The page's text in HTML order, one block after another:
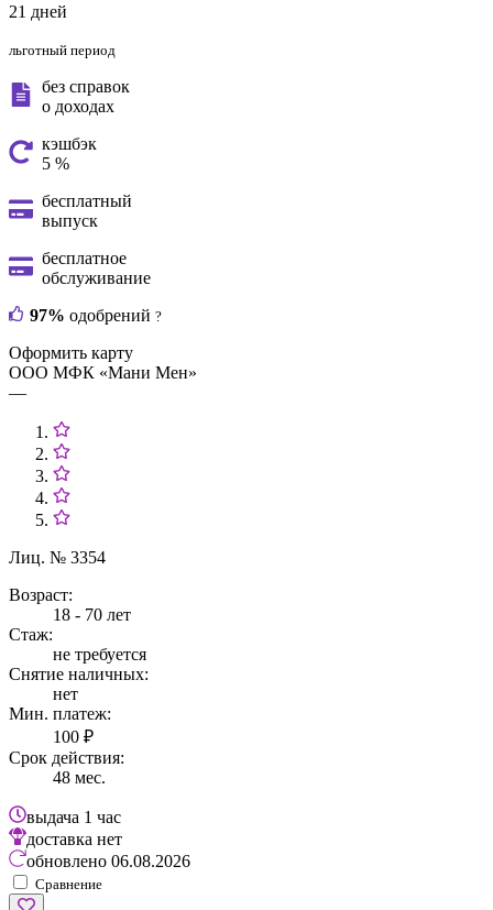
21 дней
льготный период
без справок
о доходах
кэшбэк
5 %
бесплатный
выпуск
бесплатное
обслуживание
97% одобрений ?
Оформить карту
ООО МФК «Мани Мен»
—
Лиц. № 3354
Возраст:
18 - 70 лет
Стаж:
не требуется
Снятие наличных:
нет
Мин. платеж:
100 ₽
Срок действия:
48 мес.
выдача 1 час
доставка нет
обновлено 06.08.2026
Сравнение